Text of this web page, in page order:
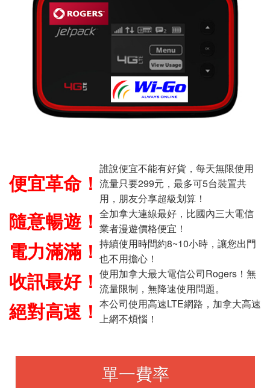
便宜革命！
誰說便宜不能有好貨，每天無限使用
流量只要299元，最多可5台裝置共
用，朋友分享超級划算！
隨意暢遊！ 全加拿大連線最好，比國內三大電信
業者漫遊價格便宜！
電力滿滿！ 持續使用時間約8~10小時，讓您出門
也不用擔心！
收訊最好！ 使用加拿大最大電信公司Rogers！無
流量限制，無降速使用問題。
絕對高速！ 本公司使用高速LTE網路，加拿大高速
上網不煩惱！
單一費率